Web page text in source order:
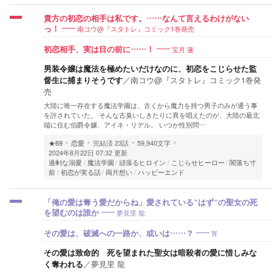
貴方の初恋の相手は私です。……なんて言えるわけがない
っ！
南コウ@『スタトレ』コミック1巻発売
初恋相手、実は目の前に……！ 宝月 蓮
男装令嬢は魔法を極めたいだけなのに、初恋をこじらせた監
督生に捕まりそうです／南コウ@『スタトレ』コミック1巻発
売
大陸に唯一存在する魔法学園は、古くから魔力を持つ男子のみが通う事
を許されていた。 そんな古臭いしきたりに異を唱えたのが、大陸の最北
端に住む伯爵令嬢、アイネ・リデル。 いつか性別問…
★69
恋愛 完結済23話
59,940文字
2024年8月22日 07:32 更新
過剰な溺愛
魔法学園 頑張るヒロイン こじらせヒーロー 闇落ち寸
前 初恋が実る話 両片想い ハッピーエンド
「俺の愛は奪う愛だからね」愛されている"はず"の聖女の死
を望むのは誰か
夢見里 龍
その愛は、破滅への一路か、或いは……？ 宵
その愛は致命的 死を望まれた聖女は暗殺者の愛に惜しみな
く奪われる ／夢見里 龍